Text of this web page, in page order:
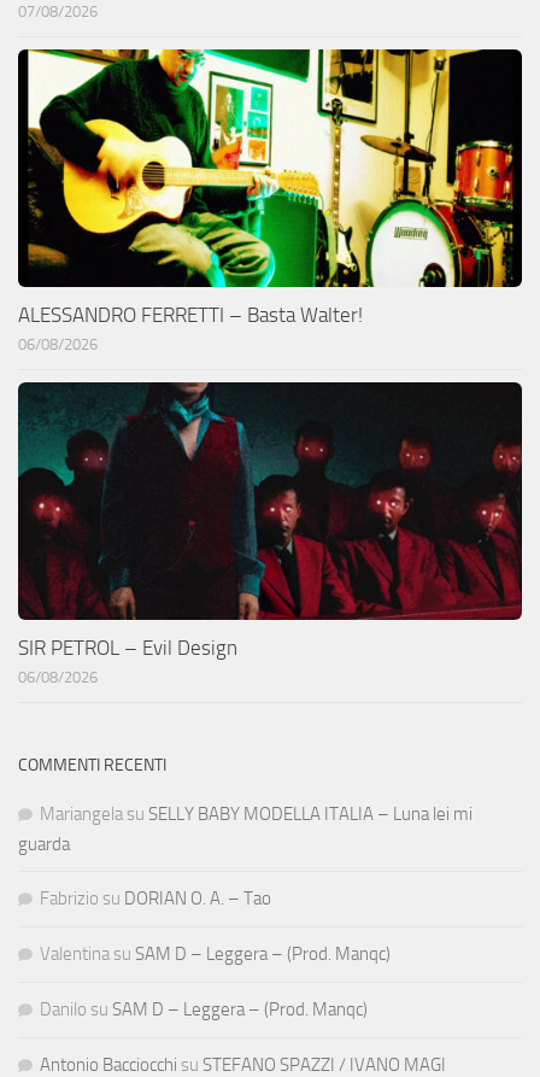
07/08/2026
ALESSANDRO FERRETTI – Basta Walter!
06/08/2026
SIR PETROL – Evil Design
06/08/2026
COMMENTI RECENTI
Mariangela su SELLY BABY MODELLA ITALIA – Luna lei mi
guarda
Fabrizio su DORIAN O. A. – Tao
Valentina su SAM D – Leggera – (Prod. Manqc)
Danilo su SAM D – Leggera – (Prod. Manqc)
Antonio Bacciocchi su STEFANO SPAZZI / IVANO MAGI